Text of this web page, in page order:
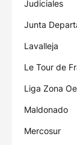
Judiciales
Junta
Lavalleja
Le Tour de
Liga Zona
Maldonado
Mercosur